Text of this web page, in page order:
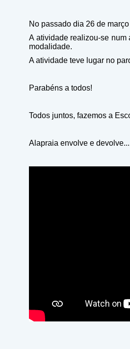
No passado dia 26 de
A atividade realizou-se num
modalidade.
A atividade teve lugar no
Parabéns a todos!
Todos juntos, fazemos a
Alapraia envolve e devolve...